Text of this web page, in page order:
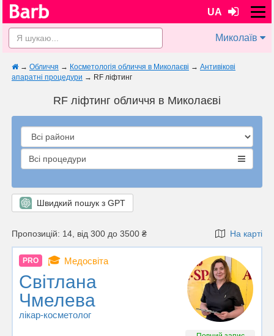
UA
Миколаїв
→ Обличчя → Косметологія обличчя в Миколаєві → Антивікові
апаратні процедури → RF ліфтинг
RF ліфтинг обличчя в Миколаєві
Всі процедури
Швидкий пошук з GPT
Пропозицій: 14, від 300 до 3500 ₴ На карті
PRO 🎓 Медосвіта
Світлана
Чмелева
лікар-косметолог